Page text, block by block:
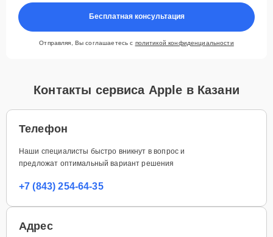
Бесплатная консультация
Отправляя, Вы соглашаетесь с политикой конфиденциальности
Контакты сервиса Apple в Казани
Телефон
Наши специалисты быстро вникнут в вопрос и
предложат оптимальный вариант решения
+7 (843) 254-64-35
Адрес